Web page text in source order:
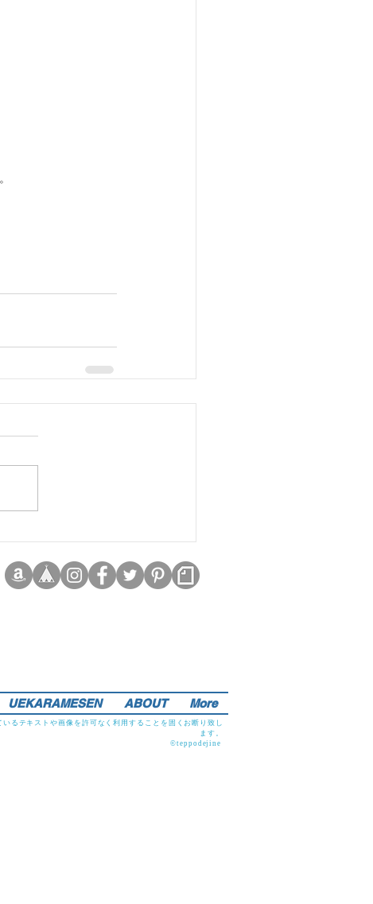
UEKARAMESEN ABOUT More
いるテキストや画像を許可なく利用することを固くお断り致し
ます。
©teppodejine